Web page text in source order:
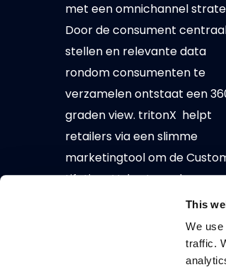
This
We
traffic.
met een omnichannel
Door de consument
stellen en relevante data
rondom consumenten te
verzamelen ontstaat een
graden view. tritonX helpt
retailers via een slimme
marketingtool om de
Lifetime Value te verhogen.